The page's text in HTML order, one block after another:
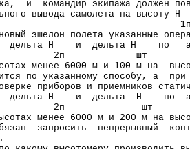
и  командир экипажа должен
вывода самолета на высоту
эшелон полета указанные
дельта H    и  дельта H    по
2п             шт
менее 6000 м и 100 м на
по указанному способу, а
приборов и приемников
дельта H    и  дельта  H    по
2п              шт
менее 6000 м и 200 м на
запросить  непрерывный